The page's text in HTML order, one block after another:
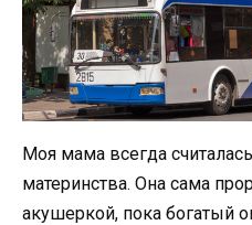
Моя мама всегда
материнства. Она сама
акушеркой, пока богатый